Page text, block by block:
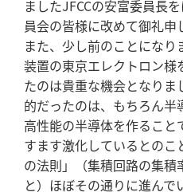
ましたJFCCの安富委員長
員会の皆様に改めて御礼申
また、少し前のことにな
装置の東京エレクトロン様
たのは貴重な機会となり
的だったのは、もちろん半
高性能の半導体を作ること
すます激化しているとの
の法則」（集積回路の集
と）ほぼその通りに進ん